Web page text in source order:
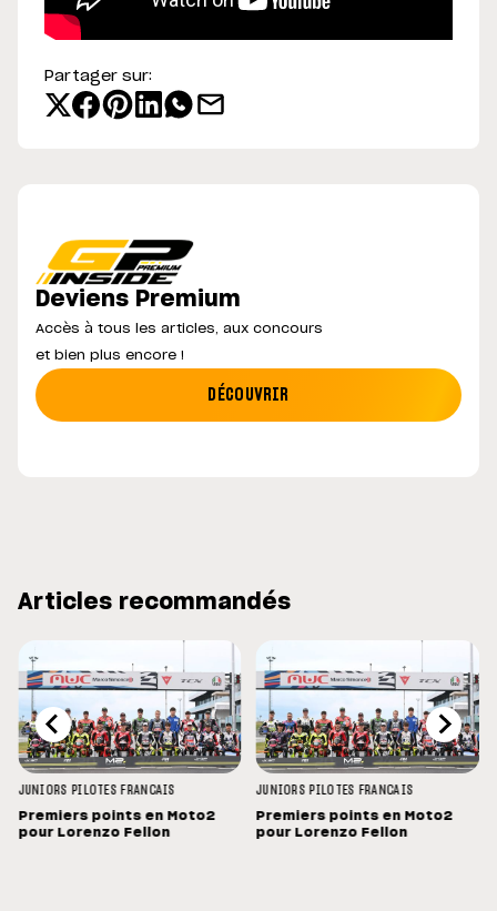
Partager sur:
Deviens Premium
Accès à tous les articles, aux concours
et bien plus encore !
DÉCOUVRIR
Articles recommandés
JUNIORS PILOTES FRANCAIS
Premiers points en Moto2
pour Lorenzo Fellon
JUNIORS PILOTES FRANCAIS
Premiers points en Moto2
pour Lorenzo Fellon